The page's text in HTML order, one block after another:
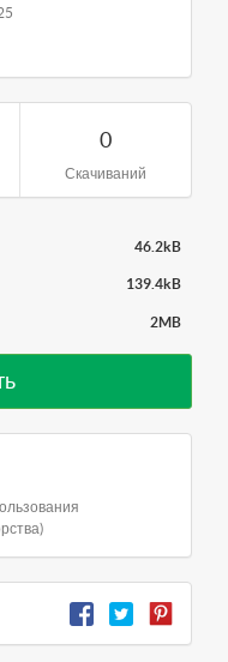
0
Скачиваний
46.2kB
139.4kB
2MB